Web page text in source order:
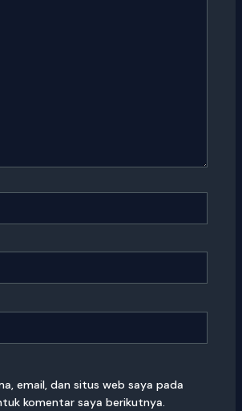
email, dan situs web saya pada
komentar saya berikutnya.